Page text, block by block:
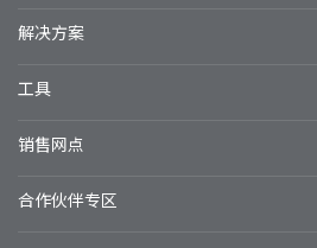
解决方案
工具
销售网点
合作伙伴专区